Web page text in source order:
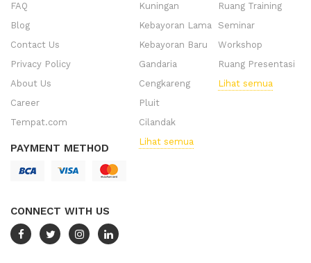
FAQ
Blog
Contact Us
Privacy Policy
About Us
Career
Tempat.com
PAYMENT METHOD
CONNECT WITH US
Kuningan
Kebayoran Lama
Kebayoran Baru
Gandaria
Cengkareng
Pluit
Cilandak
Lihat semua
Ruang Training
Seminar
Workshop
Ruang Presentasi
Lihat semua